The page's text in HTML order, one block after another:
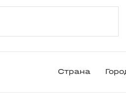
Страна